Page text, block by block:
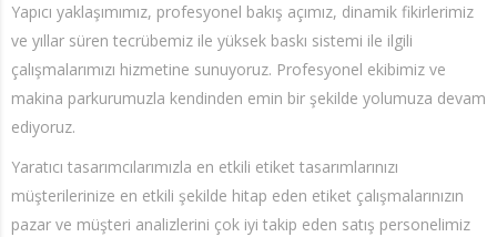
Yapıcı yaklaşımımız, profesyonel bakış açımız, dinamik fikirlerimiz
ve yıllar süren tecrübemiz ile yüksek baskı sistemi ile ilgili
çalışmalarımızı hizmetine sunuyoruz. Profesyonel ekibimiz ve
makina parkurumuzla kendinden emin bir şekilde yolumuza devam
ediyoruz.
Yaratıcı tasarımcılarımızla en etkili etiket tasarımlarınızı
müşterilerinize en etkili şekilde hitap eden etiket çalışmalarınızın
pazar ve müşteri analizlerini çok iyi takip eden satış personelimiz